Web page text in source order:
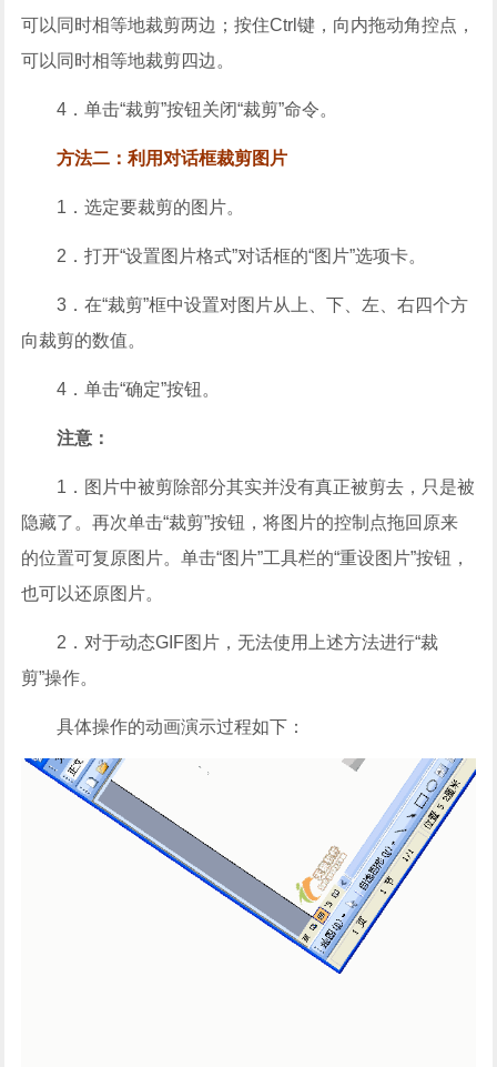
可以同时相等地裁剪两边；按住Ctrl键，向内拖动角控点，
可以同时相等地裁剪四边。
4．单击“裁剪”按钮关闭“裁剪”命令。
方法二：利用对话框裁剪图片
1．选定要裁剪的图片。
2．打开“设置图片格式”对话框的“图片”选项卡。
3．在“裁剪”框中设置对图片从上、下、左、右四个方
向裁剪的数值。
4．单击“确定”按钮。
注意：
1．图片中被剪除部分其实并没有真正被剪去，只是被
隐藏了。再次单击“裁剪”按钮，将图片的控制点拖回原来
的位置可复原图片。单击“图片”工具栏的“重设图片”按钮，
也可以还原图片。
2．对于动态GIF图片，无法使用上述方法进行“裁
剪”操作。
具体操作的动画演示过程如下：